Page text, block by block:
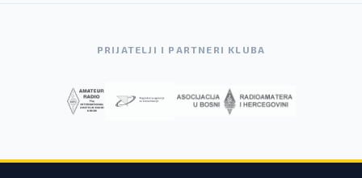
PRIJATELJI I PARTNERI KLUBA